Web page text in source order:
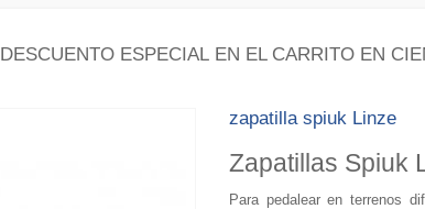
DESCUENTO ESPECIAL EN EL CARRITO EN
zapatilla spiuk Linze
Zapatillas Spiuk
Para pedalear en terrenos